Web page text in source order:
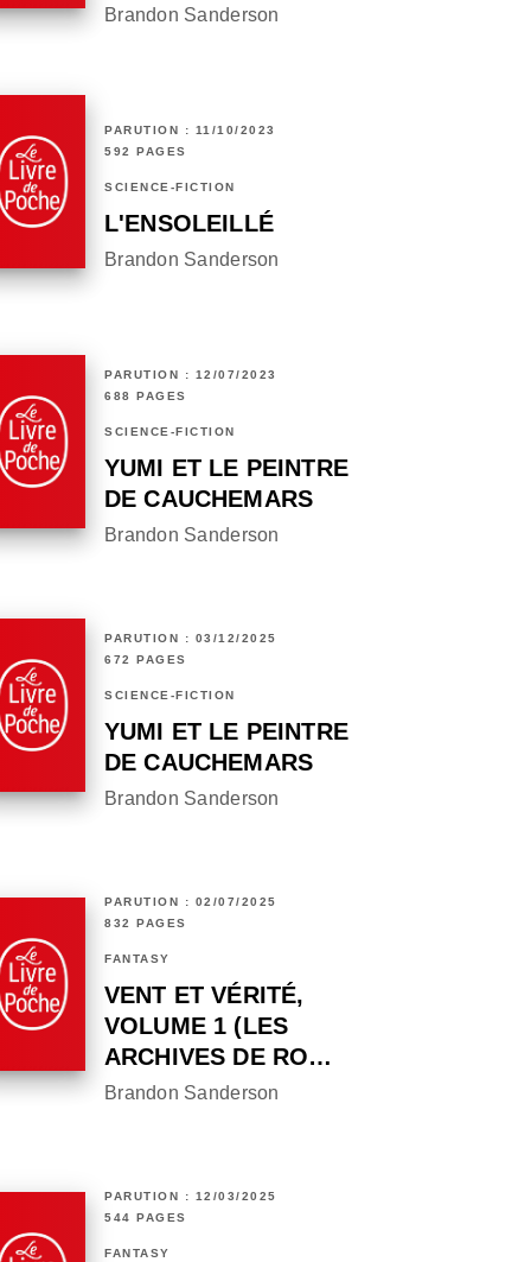
Brandon Sanderson
PARUTION : 11/10/2023
592 PAGES
SCIENCE-FICTION
L'ENSOLEILLÉ
Brandon Sanderson
PARUTION : 12/07/2023
688 PAGES
SCIENCE-FICTION
YUMI ET LE PEINTRE
DE CAUCHEMARS
Brandon Sanderson
PARUTION : 03/12/2025
672 PAGES
SCIENCE-FICTION
YUMI ET LE PEINTRE
DE CAUCHEMARS
Brandon Sanderson
PARUTION : 02/07/2025
832 PAGES
FANTASY
VENT ET VÉRITÉ,
VOLUME 1 (LES
ARCHIVES DE RO…
Brandon Sanderson
PARUTION : 12/03/2025
544 PAGES
FANTASY